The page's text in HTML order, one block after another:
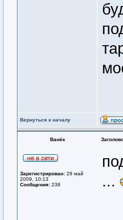
Вернуться к началу
Ванёк
Зарегистрирован: 28 май
2009, 10:13
Сообщения: 238
...